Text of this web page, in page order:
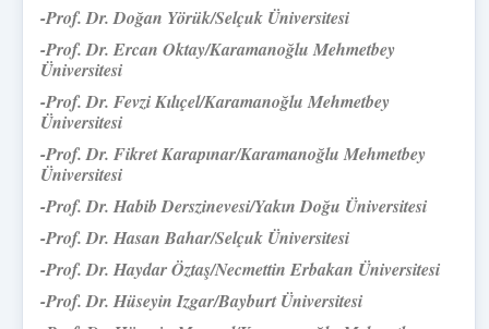
-Prof. Dr. Doğan Yörük/Selçuk Üniversitesi
-Prof. Dr. Ercan Oktay/Karamanoğlu Mehmetbey
Üniversitesi
-Prof. Dr. Fevzi Kılıçel/Karamanoğlu Mehmetbey
Üniversitesi
-Prof. Dr. Fikret Karapınar/Karamanoğlu Mehmetbey
Üniversitesi
-Prof. Dr. Habib Derszinevesi/Yakın Doğu Üniversitesi
-Prof. Dr. Hasan Bahar/Selçuk Üniversitesi
-Prof. Dr. Haydar Öztaş/Necmettin Erbakan Üniversitesi
-Prof. Dr. Hüseyin Izgar/Bayburt Üniversitesi